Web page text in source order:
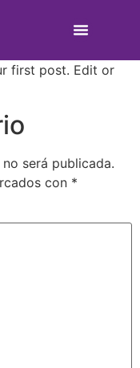
first post. Edit or
será publicada.
con *